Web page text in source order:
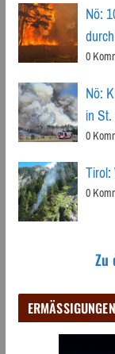
Nö:
0
Nö:
in
0
0
Zu